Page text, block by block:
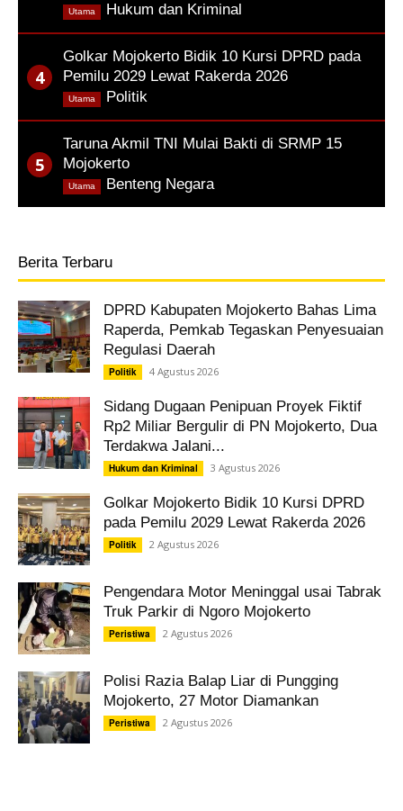
Hukum dan Kriminal
Utama
Golkar Mojokerto Bidik 10 Kursi DPRD pada
Pemilu 2029 Lewat Rakerda 2026
Politik
Utama
Taruna Akmil TNI Mulai Bakti di SRMP 15
Mojokerto
Benteng Negara,
Utama
Berita Terbaru
DPRD Kabupaten Mojokerto Bahas Lima
Raperda, Pemkab Tegaskan Penyesuaian
Regulasi Daerah
Politik 4 Agustus 2026
Sidang Dugaan Penipuan Proyek Fiktif
Rp2 Miliar Bergulir di PN Mojokerto, Dua
Terdakwa Jalani...
Hukum dan Kriminal 3 Agustus 2026
Golkar Mojokerto Bidik 10 Kursi DPRD
pada Pemilu 2029 Lewat Rakerda 2026
Politik 2 Agustus 2026
Pengendara Motor Meninggal usai Tabrak
Truk Parkir di Ngoro Mojokerto
Peristiwa 2 Agustus 2026
Polisi Razia Balap Liar di Pungging
Mojokerto, 27 Motor Diamankan
Peristiwa 2 Agustus 2026